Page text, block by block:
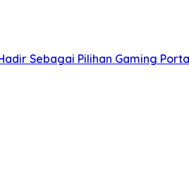
Sebagai Pilihan Gaming